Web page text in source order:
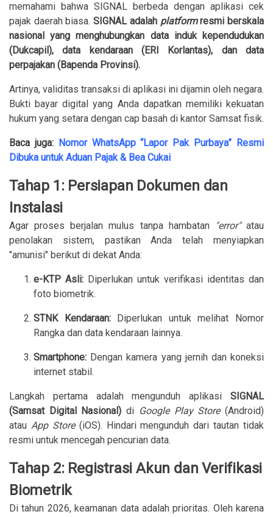
memahami bahwa SIGNAL berbeda dengan aplikasi cek
pajak daerah biasa.SIGNAL adalah platformresmi berskala
nasional yang menghubungkan data induk kependudukan
(Dukcapil), data kendaraan (ERI Korlantas), dan data
perpajakan (Bapenda Provinsi).
Artinya, validitas transaksi di aplikasi ini dijamin oleh negara.
Bukti bayar digital yang Anda dapatkan memiliki kekuatan
hukum yang setara dengan cap basah di kantor Samsat fisik.
Baca juga: Nomor WhatsApp “Lapor Pak Purbaya” Resmi
Dibuka untuk Aduan Pajak & Bea Cukai
Tahap 1: Persiapan Dokumen dan
Instalasi
Agar proses berjalan mulus tanpa hambatan "error"atau
penolakan sistem, pastikan Anda telah menyiapkan
"amunisi" berikut di dekat Anda:
e-KTP Asli: Diperlukan untuk verifikasi identitas dan
foto biometrik.
STNK Kendaraan:Diperlukan untuk melihat Nomor
Rangka dan data kendaraan lainnya.
Smartphone: Dengan kamera yang jernih dan koneksi
internet stabil.
Langkah pertama adalah mengunduh aplikasi SIGNAL
(Samsat Digital Nasional) di Google Play Store(Android)
atau App Store(iOS). Hindari mengunduh dari tautan tidak
resmi untuk mencegah pencurian data.
Tahap 2: Registrasi Akun dan Verifikasi
Biometrik
Di tahun 2026, keamanan data adalah prioritas. Oleh karena